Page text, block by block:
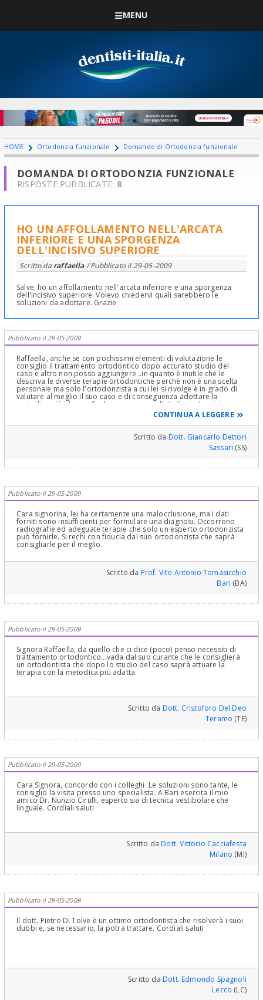
MENU
HOME Ortodonzia funzionale Domande di Ortodonzia funzionale
DOMANDA DI ORTODONZIA FUNZIONALE
RISPOSTE PUBBLICATE: 8
HO UN AFFOLLAMENTO NELL'ARCATA
INFERIORE E UNA SPORGENZA
DELL'INCISIVO SUPERIORE
Scritto da raffaella/ Pubblicato il29-05-2009
Salve, ho un affollamento nell'arcata inferiore e una sporgenza
dell'incisivo superiore. Volevo chiedervi quali sarebbero le
soluzioni da adottare. Grazie
Pubblicato il 29-05-2009
Raffaella, anche se con pochissimi elementi di valutazione le
consiglio il trattamento ortodontico dopo accurato studio del
caso e altro non posso aggiungere...in quanto è inutile che le
descriva le diverse terapie ortodontiche perchè non è una scelta
personale ma solo l'ortodonzista a cui lei si rivolge è in grado di
valutare al meglio il suo caso e di conseguenza adottare la
metodica più idonea. Se dopo aver consultato l'ortodonzista
desidera delucidazioni su alcuni aspetti delle terapia consigliata ci
CONTINUA A LEGGERE
Scritto da Dott. Giancarlo Dettori
Sassari (SS)
Pubblicato il 29-05-2009
Cara signorina, lei ha certamente una malocclusione, ma i dati
forniti sono insufficienti per formulare una diagnosi. Occorrono
radiografie ed adeguate terapie che solo un esperto ortodonzista
può fornirle. Si rechi con fiducia dal suo ortodonzista che saprà
consigliarle per il meglio.
Scritto da Prof. Vito Antonio Tomasicchio
Bari (BA)
Pubblicato il 29-05-2009
Signora Raffaella, da quello che ci dice (poco) penso necessiti di
trattamento ortodontico...vada dal suo curante che le consiglierà
un ortodontista che dopo lo studio del caso saprà attuare la
terapia con la metodica più adatta.
Scritto da Dott. Cristoforo Del Deo
Teramo (TE)
Pubblicato il 29-05-2009
Cara Signora, concordo con i colleghi. Le soluzioni sono tante, le
consiglio la visita presso uno specialista. A Bari esercita il mio
amico Dr. Nunzio Cirulli, esperto sia di tecnica vestibolare che
linguale. Cordiali saluti
Scritto daDott. Vittorio Cacciafesta
Milano (MI)
Pubblicato il 29-05-2009
Il dott. Pietro Di Tolve è un ottimo ortodontista che risolverà i suoi
dubbi e, se necessario, la potrà trattare. Cordiali saluti
Scritto daDott. Edmondo Spagnoli
Lecco (LC)